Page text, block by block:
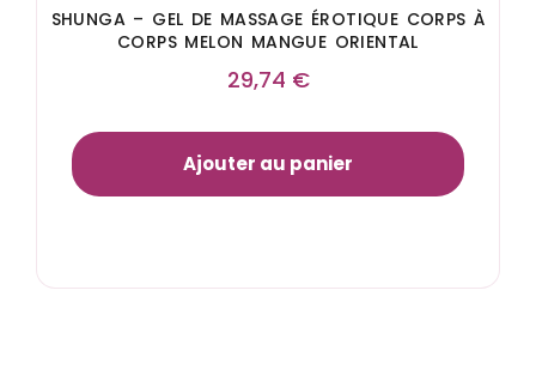
SHUNGA – GEL DE MASSAGE ÉROTIQUE CORPS À
CORPS MELON MANGUE ORIENTAL
29,74 €
Ajouter au panier